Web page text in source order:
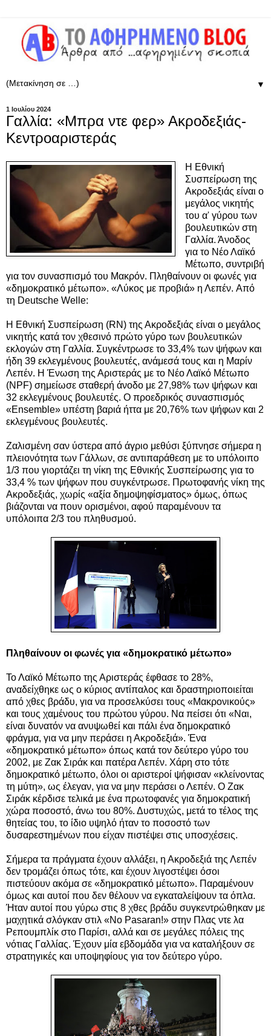
▼
1 Ιουλίου 2024
Γαλλία: «Μπρα ντε φερ» Ακροδεξιάς-
Κεντροαριστεράς
Η Εθνική
Συσπείρωση της
Ακροδεξιάς είναι ο
μεγάλος νικητής
του α' γύρου των
βουλευτικών στη
Γαλλία. Άνοδος
για το Νέο Λαϊκό
Μέτωπο, συντριβή
για τον συνασπισμό του Μακρόν. Πληθαίνουν οι φωνές για
«δημοκρατικό μέτωπο». «Λύκος με προβιά» η Λεπέν. Από
τη Deutsche Welle:
Η Εθνική Συσπείρωση (RN) της Ακροδεξιάς είναι ο μεγάλος
νικητής κατά τον χθεσινό πρώτο γύρο των βουλευτικών
εκλογών στη Γαλλία. Συγκέντρωσε το 33,4% των ψήφων και
ήδη 39 εκλεγμένους βουλευτές, ανάμεσά τους και η Μαρίν
Λεπέν. Η Ένωση της Αριστεράς με το Νέο Λαϊκό Μέτωπο
(NPF) σημείωσε σταθερή άνοδο με 27,98% των ψήφων και
32 εκλεγμένους βουλευτές. Ο προεδρικός συνασπισμός
«Ensemble» υπέστη βαριά ήττα με 20,76% των ψήφων και 2
εκλεγμένους βουλευτές.
Ζαλισμένη σαν ύστερα από άγριο μεθύσι ξύπνησε σήμερα η
πλειονότητα των Γάλλων, σε αντιπαράθεση με το υπόλοιπο
1/3 που γιορτάζει τη νίκη της Εθνικής Συσπείρωσης για το
33,4 % των ψήφων που συγκέντρωσε. Πρωτοφανής νίκη της
Ακροδεξιάς, χωρίς «αξία δημοψηφίσματος» όμως, όπως
βιάζονται να πουν ορισμένοι, αφού παραμένουν τα
υπόλοιπα 2/3 του πληθυσμού.
Πληθαίνουν οι φωνές για «δημοκρατικό μέτωπο»
Το Λαϊκό Μέτωπο της Αριστεράς έφθασε το 28%,
αναδείχθηκε ως ο κύριος αντίπαλος και δραστηριοποιείται
από χθες βράδυ, για να προσελκύσει τους «Μακρονικούς»
και τους χαμένους του πρώτου γύρου. Να πείσει ότι «Ναι,
είναι δυνατόν να ανυψωθεί και πάλι ένα δημοκρατικό
φράγμα, για να μην περάσει η Ακροδεξιά». Ένα
«δημοκρατικό μέτωπο» όπως κατά τον δεύτερο γύρο του
2002, με Ζακ Σιράκ και πατέρα Λεπέν. Χάρη στο τότε
δημοκρατικό μέτωπο, όλοι οι αριστεροί ψήφισαν «κλείνοντας
τη μύτη», ως έλεγαν, για να μην περάσει ο Λεπέν. Ο Ζακ
Σιράκ κέρδισε τελικά με ένα πρωτοφανές για δημοκρατική
χώρα ποσοστό, άνω του 80%. Δυστυχώς, μετά το τέλος της
θητείας του, το ίδιο υψηλό ήταν το ποσοστό των
δυσαρεστημένων που είχαν πιστέψει στις υποσχέσεις.
Σήμερα τα πράγματα έχουν αλλάξει, η Ακροδεξιά της Λεπέν
δεν τρομάζει όπως τότε, και έχουν λιγοστέψει όσοι
πιστεύουν ακόμα σε «δημοκρατικό μέτωπο». Παραμένουν
όμως και αυτοί που δεν θέλουν να εγκαταλείψουν τα όπλα.
Ήταν αυτοί που γύρω στις 8 χθες βράδυ συγκεντρώθηκαν με
μαχητικά σλόγκαν στιλ «No Pasaran!» στην Πλας ντε λα
Ρεπουμπλίκ στο Παρίσι, αλλά και σε μεγάλες πόλεις της
νότιας Γαλλίας. Έχουν μία εβδομάδα για να καταλήξουν σε
στρατηγικές και υποψηφίους για τον δεύτερο γύρο.